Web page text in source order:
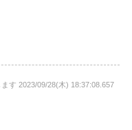
す 2023/09/28(木) 18:37:08.657